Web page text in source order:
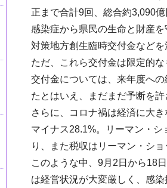
正まで合計9回、総合約3,090
感染症から県民の生命と財産
対策地方創生臨時交付金など
ただ、これら交付金は限定的
交付金については、来年度へ
たとはいえ、まだまだ予断を
さらに、コロナ禍は経済に大
マイナス28.1%。リーマン・
り、また税収はリーマン・シ
このような中、9月2日から18
は経営状況が大変厳しく、感